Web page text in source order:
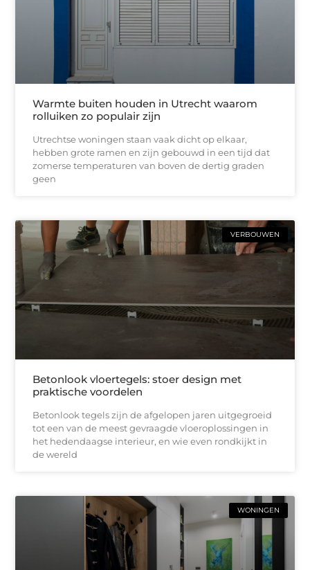
Warmte buiten houden in Utrecht waarom
rolluiken zo populair zijn
Utrechtse woningen staan vaak dicht op elkaar,
hebben grote ramen en zijn gebouwd in een tijd dat
zomerse temperaturen van boven de dertig graden
geen
VERBOUWEN
Betonlook vloertegels: stoer design met
praktische voordelen
Betonlook tegels zijn de afgelopen jaren uitgegroeid
tot een van de meest gevraagde vloeroplossingen in
het hedendaagse interieur, en wie even rondkijkt in
de wereld
WONINGEN